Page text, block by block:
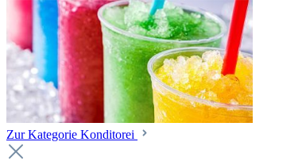
Zur Kategorie Konditorei